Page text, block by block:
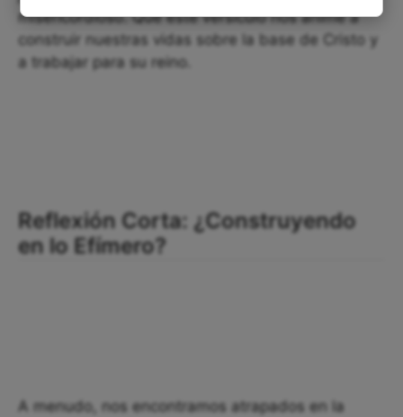
misericordioso. Que este versículo nos anime a
construir nuestras vidas sobre la base de Cristo y
a trabajar para su reino.
Reflexión Corta: ¿Construyendo
en lo Efímero?
A menudo, nos encontramos atrapados en la